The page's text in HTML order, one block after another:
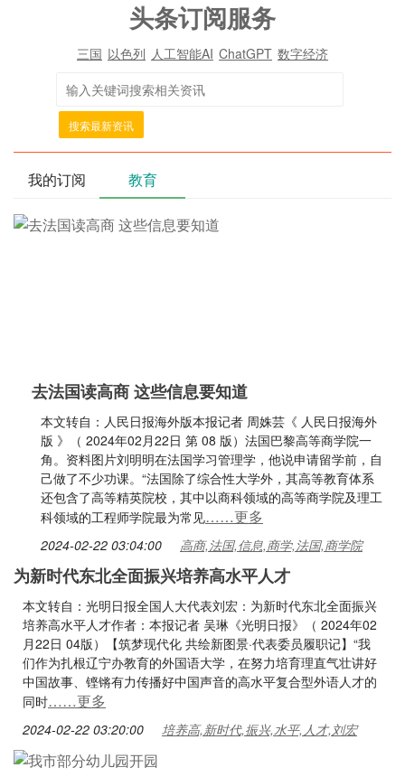
头条订阅服务
三国 以色列 人工智能AI ChatGPT 数字经济
搜索最新资讯
我的订阅 教育
去法国读高商 这些信息要知道
本文转自：人民日报海外版本报记者 周姝芸《 人民日报海外
版 》（ 2024年02月22日 第 08 版）法国巴黎高等商学院一
角。资料图片刘明明在法国学习管理学，他说申请留学前，自
己做了不少功课。“法国除了综合性大学外，其高等教育体系
还包含了高等精英院校，其中以商科领域的高等商学院及理工
科领域的工程师学院最为常见……更多
2024-02-22 03:04:00 高商,法国,信息,商学,法国,商学院
为新时代东北全面振兴培养高水平人才
本文转自：光明日报全国人大代表刘宏：为新时代东北全面振兴
培养高水平人才作者：本报记者 吴琳《光明日报》（ 2024年02
月22日 04版）【筑梦现代化 共绘新图景·代表委员履职记】“我
们作为扎根辽宁办教育的外国语大学，在努力培育理直气壮讲好
中国故事、铿锵有力传播好中国声音的高水平复合型外语人才的
同时……更多
2024-02-22 03:20:00 培养高,新时代,振兴,水平,人才,刘宏